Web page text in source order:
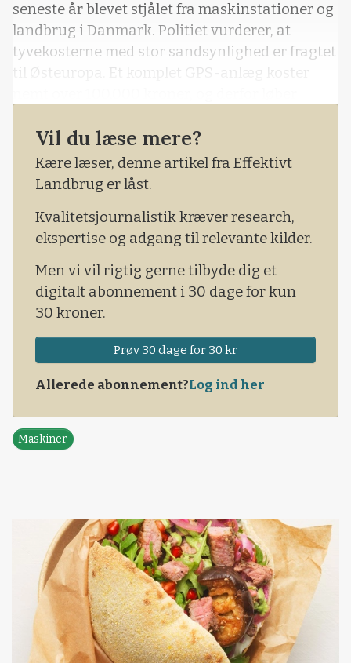
seneste år blevet stjålet fra maskinstationer og
landbrug i Danmark. Politiet vurderer, at
tyvekosterne med stor sandsynlighed er fragtet
til Østeuropa. Et komplet GPS-anlæg koster
har ramt landmændene hårdt.
Vil du læse mere?
Kære læser, denne artikel fra Effektivt
Landbrug er låst.
Kvalitetsjournalistik kræver research,
ekspertise og adgang til relevante kilder.
Men vi vil rigtig gerne tilbyde dig et
digitalt abonnement i 30 dage for kun
30 kroner.
Prøv 30 dage for 30 kr
Allerede abonnement?Log ind her
Maskiner